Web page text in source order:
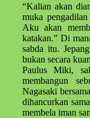
“Kalian akan
muka
Aku akan
katakan.” Di
sabda itu.
bukan secara
Paulus Miki,
membangun
Nagasaki
dihancurkan
membela iman